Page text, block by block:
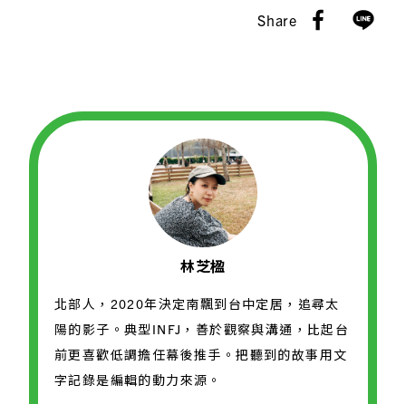
Share
林芝楹
北部人，2020年決定南飄到台中定居，追尋太
陽的影子。典型INFJ，善於觀察與溝通，比起台
前更喜歡低調擔任幕後推手。把聽到的故事用文
字記錄是編輯的動力來源。